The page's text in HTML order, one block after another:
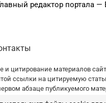
редактор портала
и цитирование материалов
ссылки на цитируемую
абзаце публикуемого